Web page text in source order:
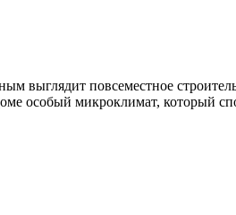
выглядит повсеместное
особый микроклимат, который